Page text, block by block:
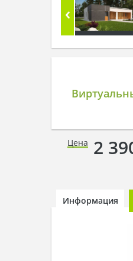
Цена 2
Информация